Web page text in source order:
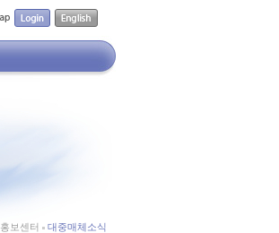
홍보센터 대중매체소식